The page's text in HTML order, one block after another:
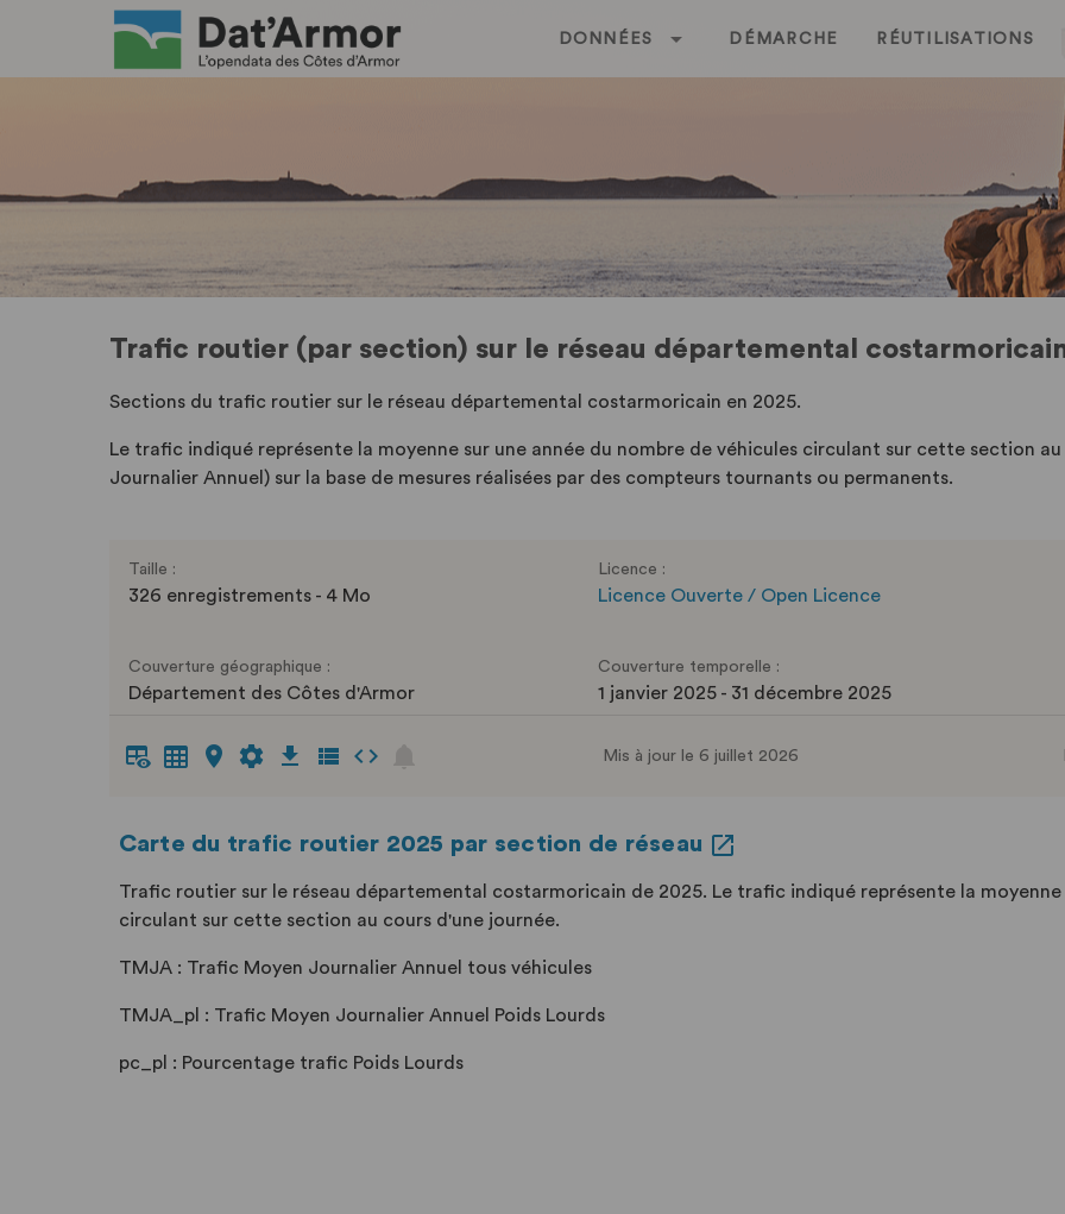
DONNÉES DÉMARCHE RÉUTILISATIONS
Trafic routier (par section) sur le réseau départemental
Sections du trafic routier sur le réseau départemental costarmoricain en 2025.
Le trafic indiqué représente la moyenne sur une année du nombre de véhicules circulant sur cette section
Journalier Annuel) sur la base de mesures réalisées par des compteurs tournants ou permanents.
Taille :
326 enregistrements - 4 Mo
Licence :
Licence Ouverte / Open Licence
Couverture géographique :
Département des Côtes d'Armor
Couverture temporelle :
1 janvier 2025 - 31 décembre 2025
Mis à jour le 6 juillet 2026
Carte du trafic routier 2025 par section de réseau
Trafic routier sur le réseau départemental costarmoricain de 2025. Le trafic indiqué représente la moyenne
circulant sur cette section au cours d'une journée.
TMJA : Trafic Moyen Journalier Annuel tous véhicules
TMJA_pl : Trafic Moyen Journalier Annuel Poids Lourds
pc_pl : Pourcentage trafic Poids Lourds